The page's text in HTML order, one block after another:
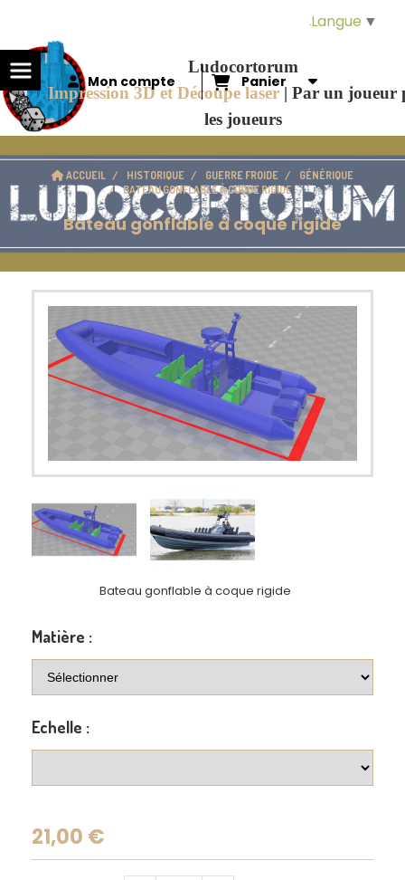
Ludocortorum
Impression 3D et Découpe laser |Par un joueur
les joueurs
Mon compte Panier
ACCUEIL HISTORIQUE GUERRE FROIDE
GÉNÉRIQUE
BATEAU GONFLABLE À COQUE RIGIDE
Bateau gonflable à coque rigide
Bateau gonflable à coque rigide
Matière :
Echelle :
21,00 €
Langue ▼